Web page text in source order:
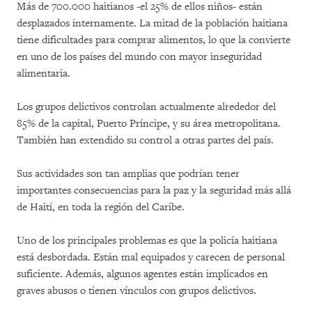
Más de 700.000 haitianos -el 25% de ellos niños- están
desplazados internamente. La mitad de la población haitiana
tiene dificultades para comprar alimentos, lo que la convierte
en uno de los países del mundo con mayor inseguridad
alimentaria.
Los grupos delictivos controlan actualmente alrededor del
85% de la capital, Puerto Príncipe, y su área metropolitana.
También han extendido su control a otras partes del país.
Sus actividades son tan amplias que podrían tener
importantes consecuencias para la paz y la seguridad más allá
de Haití, en toda la región del Caribe.
Uno de los principales problemas es que la policía haitiana
está desbordada. Están mal equipados y carecen de personal
suficiente. Además, algunos agentes están implicados en
graves abusos o tienen vínculos con grupos delictivos.